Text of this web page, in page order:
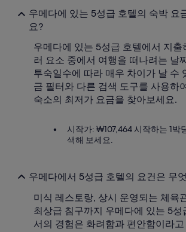
우메다에 있는 5성급 호텔의 숙박 요
요?
우메다에 있는 5성급 호텔에서 지출
러 요소 중에서 여행을 떠나려는 날
투숙일수에 따라 매우 차이가 날 수
금 필터와 다른 검색 도구를 사용하
숙소의 최저가 요금을 찾아보세요.
시작가: ₩107,464 시작하는 1박
색해 보세요.
우메다에서 5성급 호텔의 요건은 무
미식 레스토랑, 상시 운영되는 체육
최상급 침구까지 우메다에 있는 5성
서의 경험은 화려함과 편안함이라